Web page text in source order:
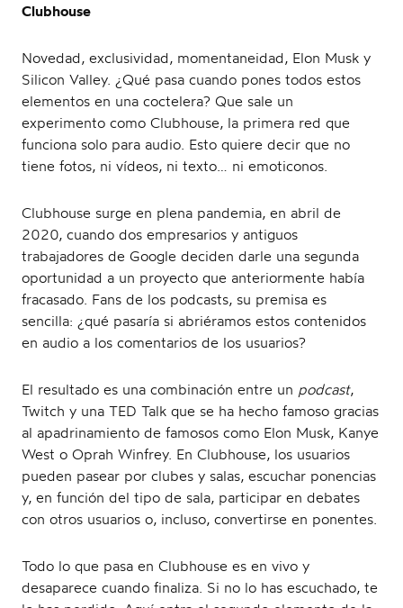
i
n
Clubhouse
Novedad, exclusividad, momentaneidad, Elon Musk y
Silicon Valley. ¿Qué pasa cuando pones todos estos
elementos en una coctelera? Que sale un
experimento como Clubhouse, la primera red que
funciona solo para audio. Esto quiere decir que no
tiene fotos, ni vídeos, ni texto… ni emoticonos.
Clubhouse surge en plena pandemia, en abril de
2020, cuando dos empresarios y antiguos
trabajadores de Google deciden darle una segunda
oportunidad a un proyecto que anteriormente había
fracasado. Fans de los podcasts, su premisa es
sencilla: ¿qué pasaría si abriéramos estos contenidos
en audio a los comentarios de los usuarios?
El resultado es una combinación entre un podcast,
Twitch y una TED Talk que se ha hecho famoso gracias
al apadrinamiento de famosos como Elon Musk, Kanye
West o Oprah Winfrey. En Clubhouse, los usuarios
pueden pasear por clubes y salas, escuchar ponencias
y, en función del tipo de sala, participar en debates
con otros usuarios o, incluso, convertirse en ponentes.
Todo lo que pasa en Clubhouse es en vivo y
desaparece cuando finaliza. Si no lo has escuchado, te